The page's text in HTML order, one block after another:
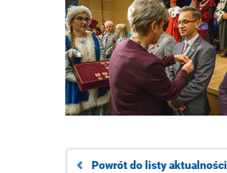
Powrót do listy aktualności